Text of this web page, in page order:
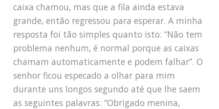
caixa chamou, mas que a fila ainda estava
grande, então regressou para esperar. A minha
resposta foi tão simples quanto isto: “Não tem
problema nenhum, é normal porque as caixas
chamam automaticamente e podem falhar”. O
senhor ficou especado a olhar para mim
durante uns longos segundo até que lhe saem
as seguintes palavras: “Obrigado menina,